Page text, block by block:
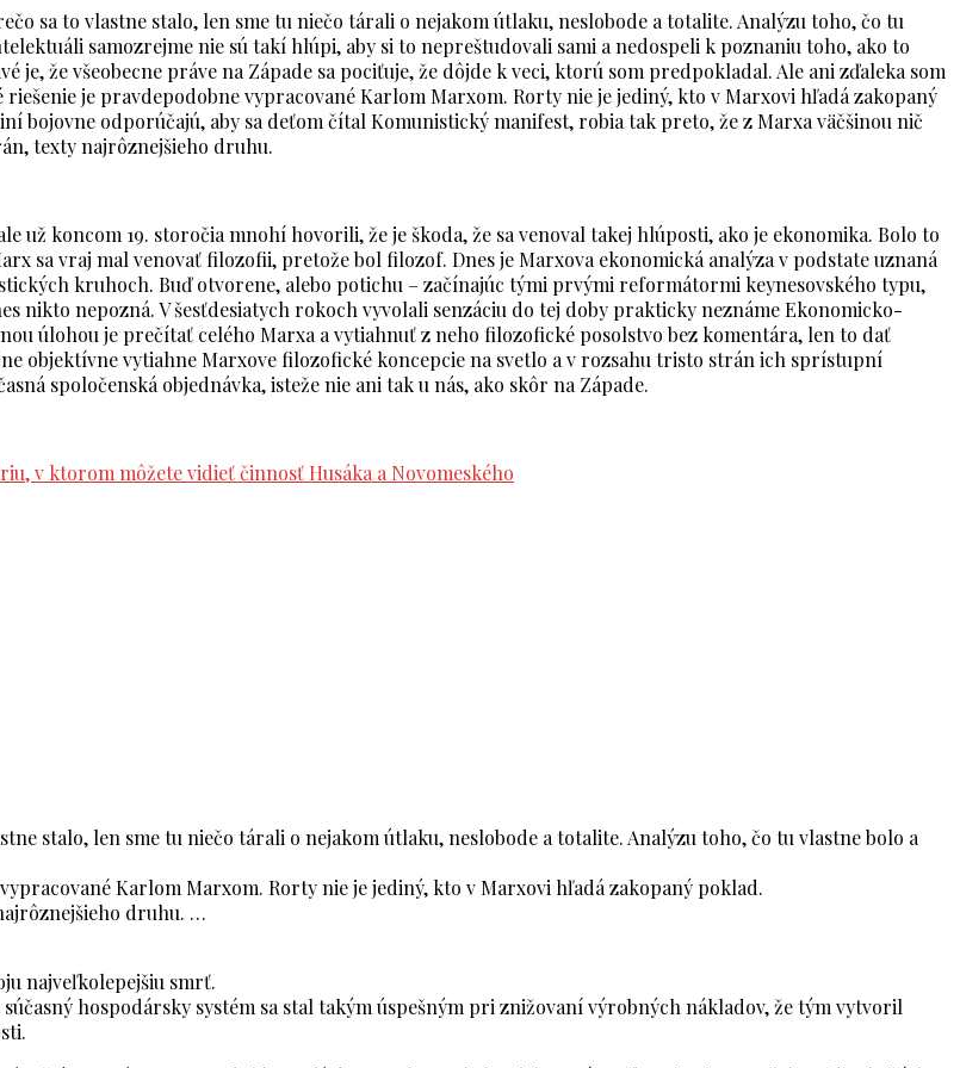
sa to vlastne stalo, len sme tu niečo tárali o nejakom útlaku, neslobode a totalite. Analýzu toho, čo tu
samozrejme nie sú takí hlúpi, aby si to nepreštudovali sami a nedospeli k poznaniu toho, ako to
je, že všeobecne práve na Západe sa pociťuje, že dôjde k veci, ktorú som predpokladal. Ale ani zďaleka som
je pravdepodobne vypracované Karlom Marxom. Rorty nie je jediný, kto v Marxovi hľadá zakopaný
bojovne odporúčajú, aby sa deťom čítal Komunistický manifest, robia tak preto, že z Marxa väčšinou nič
texty najrôznejšieho druhu.
už koncom 19. storočia mnohí hovorili, že je škoda, že sa venoval takej hlúposti, ako je ekonomika. Bolo to
sa vraj mal venovať filozofii, pretože bol filozof. Dnes je Marxova ekonomická analýza v podstate uznaná
kruhoch. Buď otvorene, alebo potichu – začínajúc tými prvými reformátormi keynesovského typu,
nikto nepozná. V šesťdesiatych rokoch vyvolali senzáciu do tej doby prakticky neznáme Ekonomicko-
úlohou je prečítať celého Marxa a vytiahnuť z neho filozofické posolstvo bez komentára, len to dať
objektívne vytiahne Marxove filozofické koncepcie na svetlo a v rozsahu tristo strán ich sprístupní
spoločenská objednávka, isteže nie ani tak u nás, ako skôr na Západe.
v ktorom môžete vidieť činnosť Husáka a Novomeského
stalo, len sme tu niečo tárali o nejakom útlaku, neslobode a totalite. Analýzu toho, čo tu vlastne bolo a
Karlom Marxom. Rorty nie je jediný, kto v Marxovi hľadá zakopaný poklad.
druhu. …
najveľkolepejšiu smrť.
hospodársky systém sa stal takým úspešným pri znižovaní výrobných nákladov, že tým vytvoril